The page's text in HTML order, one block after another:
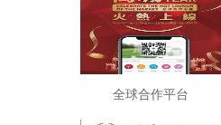
全球合作平台